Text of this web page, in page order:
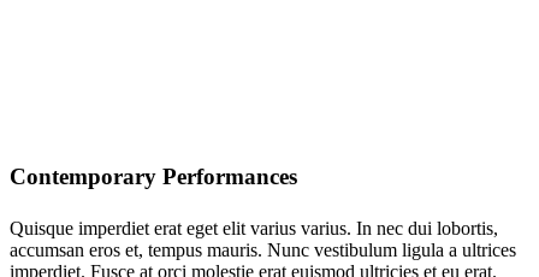
Contemporary Performances
Quisque imperdiet erat eget elit varius varius. In nec dui lobortis,
accumsan eros et, tempus mauris. Nunc vestibulum ligula a ultrices
imperdiet. Fusce at orci molestie erat euismod ultricies et eu erat.